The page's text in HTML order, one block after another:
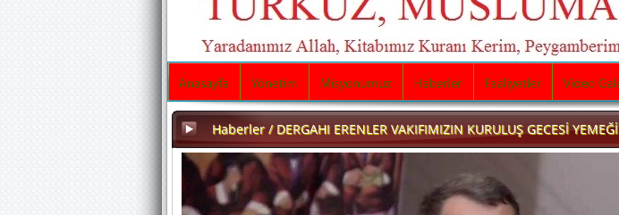
Haberler / DERGAHI ERENLER VAKIFIMIZIN KURULUŞ GECESİ YEMEĞİ